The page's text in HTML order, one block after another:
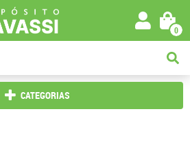
0
CATEGORIAS